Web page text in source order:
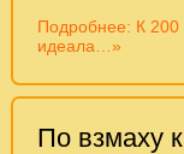
Подробнее: К 200
идеала…»
По взмаху